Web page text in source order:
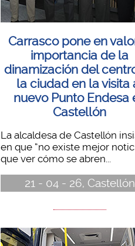
Carrasco pone en
importancia de la
dinamización del
la ciudad en la visita
nuevo Punto Endesa
Castellón
La alcaldesa de Castellón
en que “no existe mejor
que ver cómo se abren...
21 - 04 - 26, Castellón